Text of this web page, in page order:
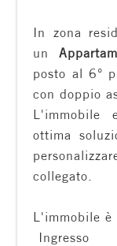
In zona
un
posto al 6°
con doppio
L'immobile
ottima
collegato.
L'immobile è
 Ingresso
multiscelta
Qualsiasi
Residenziali
Commerciali